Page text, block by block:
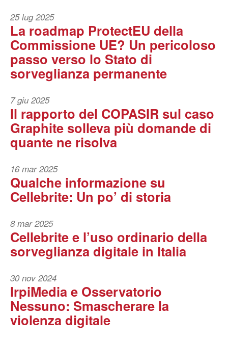
25 lug 2025
La roadmap ProtectEU della
Commissione UE? Un pericoloso
passo verso lo Stato di
sorveglianza permanente
7 giu 2025
Il rapporto del COPASIR sul caso
Graphite solleva più domande di
quante ne risolva
16 mar 2025
Qualche informazione su
Cellebrite: Un po’ di storia
8 mar 2025
Cellebrite e l’uso ordinario della
sorveglianza digitale in Italia
30 nov 2024
IrpiMedia e Osservatorio
Nessuno: Smascherare la
violenza digitale